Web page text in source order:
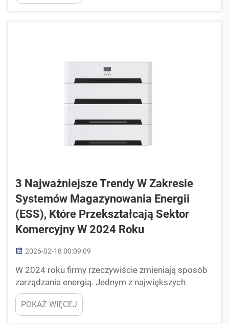
rolę w zapewnieniu skutecznej pracy systemów
3 Najważniejsze Trendy W Zakresie
Systemów Magazynowania Energii
(ESS), Które Przekształcają Sektor
Komercyjny W 2024 Roku
2026-02-18 00:09:09
W 2024 roku firmy rzeczywiście zmieniają sposób
zarządzania energią. Jednym z największych
trendów jest wzrost zainteresowania systemami
magazynowania energii (ESS). Te systemy
gromadzą energię do późniejszego wykorzystania.
POKAŻ WIĘCEJ